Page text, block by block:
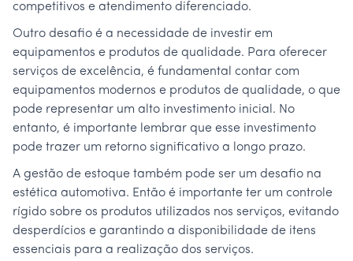
competitivos e atendimento diferenciado.
Outro desafio é a necessidade de investir em
equipamentos e produtos de qualidade. Para oferecer
serviços de excelência, é fundamental contar com
equipamentos modernos e produtos de qualidade, o que
pode representar um alto investimento inicial. No
entanto, é importante lembrar que esse investimento
pode trazer um retorno significativo a longo prazo.
A gestão de estoque também pode ser um desafio na
estética automotiva. Então é importante ter um controle
rígido sobre os produtos utilizados nos serviços, evitando
desperdícios e garantindo a disponibilidade de itens
essenciais para a realização dos serviços.